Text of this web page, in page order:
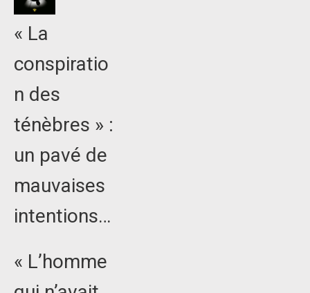
« La
conspiratio
n des
ténèbres » :
un pavé de
mauvaises
intentions…
« L’homme